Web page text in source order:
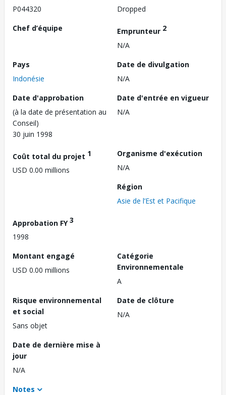
P044320
Dropped
Chef d’équipe
Emprunteur 2
N/A
Pays
Indonésie
Date de divulgation
N/A
Date d'approbation
(à la date de présentation au
Conseil)
30 juin 1998
Date d'entrée en vigueur
N/A
Coût total du projet 1
USD 0.00 millions
Organisme d'exécution
N/A
Région
Asie de l’Est et Pacifique
Approbation FY3
1998
Montant engagé
USD 0.00 millions
Catégorie
Environnementale
A
Risque environnemental
et social
Sans objet
Date de clôture
N/A
Date de dernière mise à
jour
N/A
Notes